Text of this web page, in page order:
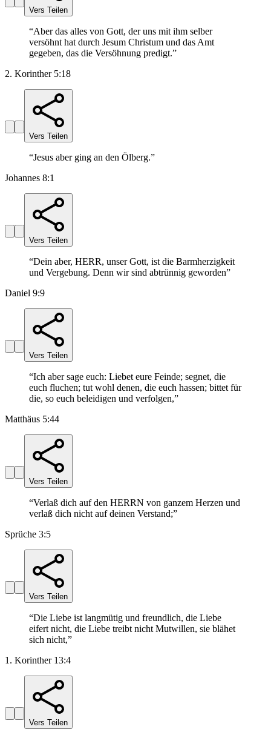
Vers Teilen
“Aber das alles von Gott, der uns mit ihm selber
versöhnt hat durch Jesum Christum und das Amt
gegeben, das die Versöhnung predigt.”
2. Korinther 5:18
Vers Teilen
“Jesus aber ging an den Ölberg.”
Johannes 8:1
Vers Teilen
“Dein aber, HERR, unser Gott, ist die Barmherzigkeit
und Vergebung. Denn wir sind abtrünnig geworden”
Daniel 9:9
Vers Teilen
“Ich aber sage euch: Liebet eure Feinde; segnet, die
euch fluchen; tut wohl denen, die euch hassen; bittet für
die, so euch beleidigen und verfolgen,”
Matthäus 5:44
Vers Teilen
“Verlaß dich auf den HERRN von ganzem Herzen und
verlaß dich nicht auf deinen Verstand;”
Sprüche 3:5
Vers Teilen
“Die Liebe ist langmütig und freundlich, die Liebe
eifert nicht, die Liebe treibt nicht Mutwillen, sie blähet
sich nicht,”
1. Korinther 13:4
Vers Teilen